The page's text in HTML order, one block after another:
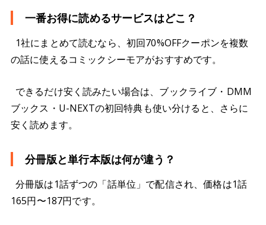
一番お得に読めるサービスはどこ？
1社にまとめて読むなら、初回70%OFFクーポンを複数
の話に使えるコミックシーモアがおすすめです。
できるだけ安く読みたい場合は、ブックライブ・DMM
ブックス・U-NEXTの初回特典も使い分けると、さらに
安く読めます。
分冊版と単行本版は何が違う？
分冊版は1話ずつの「話単位」で配信され、価格は1話
165円〜187円です。